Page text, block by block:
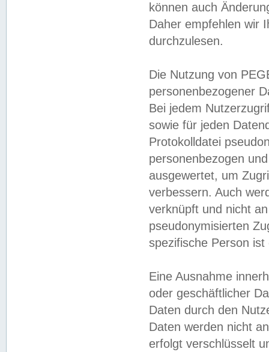
können auch
Daher empfehlen wir
durchzulesen.
Die Nutzung von
personenbezogener
Bei jedem
sowie für jeden
Protokolldatei
personenbezogen
ausgewertet, um
verbessern. Auch
verknüpft und nicht
pseudonymisierten
spezifische Person
Eine Ausnahme
oder geschäftlicher
Daten durch den
Daten werden nicht
erfolgt verschlüsselt